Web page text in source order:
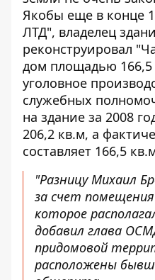
Якобы еще в конце
ЛТД", владелец
реконструировал
дом площадью 166,5
уголовное
служебных
на здание за 2008
206,2 кв.м, а
составляет 166,5
"Разницу Михаил
за счет помещения
которое
добавил глава
придомовой
расположены